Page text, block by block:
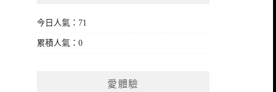
今日人氣：71
累積人氣：0
愛體驗